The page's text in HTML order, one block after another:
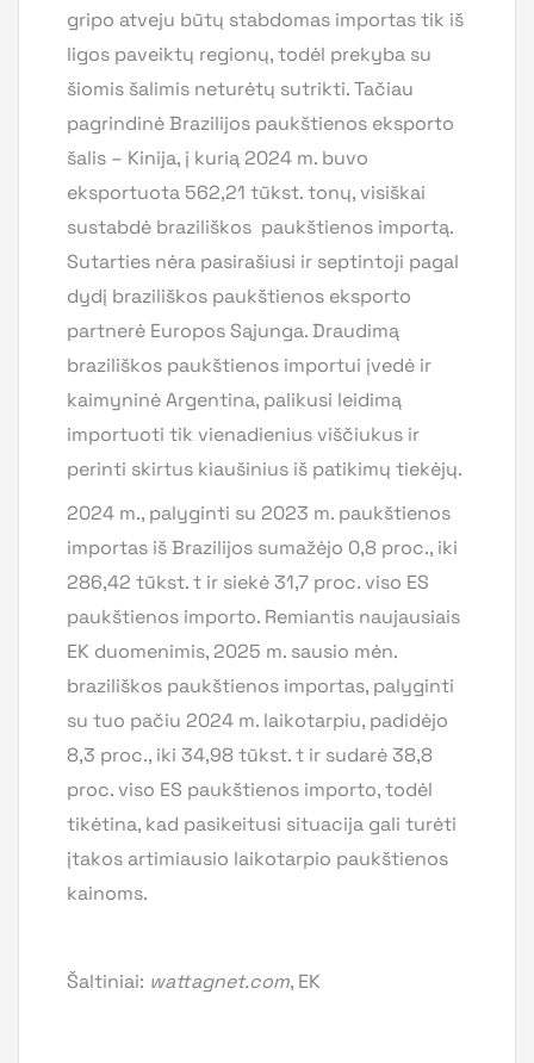
gripo atveju būtų stabdomas importas tik iš
ligos paveiktų regionų, todėl prekyba su
šiomis šalimis neturėtų sutrikti. Tačiau
pagrindinė Brazilijos paukštienos eksporto
šalis – Kinija, į kurią 2024 m. buvo
eksportuota 562,21 tūkst. tonų, visiškai
sustabdė braziliškos paukštienos importą.
Sutarties nėra pasirašiusi ir septintoji pagal
dydį braziliškos paukštienos eksporto
partnerė Europos Sąjunga. Draudimą
braziliškos paukštienos importui įvedė ir
kaimyninė Argentina, palikusi leidimą
importuoti tik vienadienius viščiukus ir
perinti skirtus kiaušinius iš patikimų tiekėjų.
2024 m., palyginti su 2023 m. paukštienos
importas iš Brazilijos sumažėjo 0,8 proc., iki
286,42 tūkst. t ir siekė 31,7 proc. viso ES
paukštienos importo. Remiantis naujausiais
EK duomenimis, 2025 m. sausio mėn.
braziliškos paukštienos importas, palyginti
su tuo pačiu 2024 m. laikotarpiu, padidėjo
8,3 proc., iki 34,98 tūkst. t ir sudarė 38,8
proc. viso ES paukštienos importo, todėl
tikėtina, kad pasikeitusi situacija gali turėti
įtakos artimiausio laikotarpio paukštienos
kainoms.
Šaltiniai: wattagnet.com, EK